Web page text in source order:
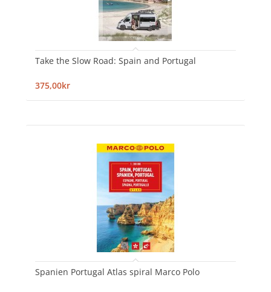
Take the Slow Road: Spain and Portugal
375,00kr
Spanien Portugal Atlas spiral Marco Polo